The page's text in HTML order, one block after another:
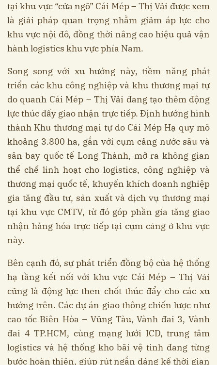
tại khu vực “cửa ngõ” Cái Mép – Thị Vải được xem
là giải pháp quan trọng nhằm giảm áp lực cho
khu vực nội đô, đồng thời nâng cao hiệu quả vận
hành logistics khu vực phía Nam.
Song song với xu hướng này, tiềm năng phát
triển các khu công nghiệp và khu thương mại tự
do quanh Cái Mép – Thị Vải đang tạo thêm động
lực thúc đẩy giao nhận trực tiếp. Định hướng hình
thành Khu thương mại tự do Cái Mép Hạ quy mô
khoảng 3.800 ha, gắn với cụm cảng nước sâu và
sân bay quốc tế Long Thành, mở ra không gian
thể chế linh hoạt cho logistics, công nghiệp và
thương mại quốc tế, khuyến khích doanh nghiệp
gia tăng đầu tư, sản xuất và dịch vụ thương mại
tại khu vực CMTV, từ đó góp phần gia tăng giao
nhận hàng hóa trực tiếp tại cụm cảng ở khu vực
này.
Bên cạnh đó, sự phát triển đồng bộ của hệ thống
hạ tầng kết nối với khu vực Cái Mép – Thị Vải
cũng là động lực then chốt thúc đẩy cho các xu
hướng trên. Các dự án giao thông chiến lược như
cao tốc Biên Hòa – Vũng Tàu, Vành đai 3, Vành
đai 4 TP.HCM, cùng mạng lưới ICD, trung tâm
logistics và hệ thống kho bãi vệ tinh đang từng
bước hoàn thiện, giúp rút ngắn đáng kể thời gian